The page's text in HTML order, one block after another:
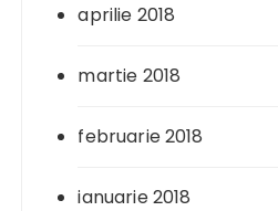
aprilie 2018
martie 2018
februarie 2018
ianuarie 2018